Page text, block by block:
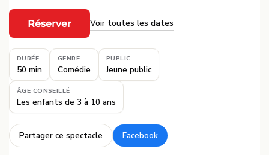
Réserver
·
Voir toutes les dates
DURÉE
50 min
GENRE
Comédie
PUBLIC
Jeune public
ÂGE CONSEILLÉ
Les enfants de 3 à 10 ans
Partager ce spectacle
·
Facebook